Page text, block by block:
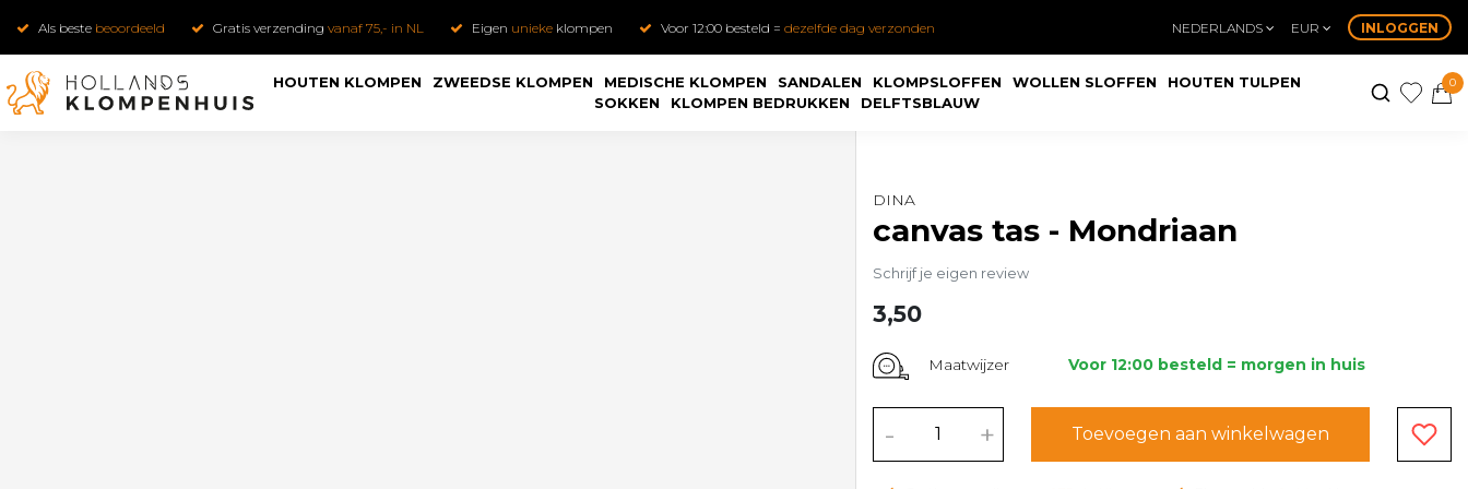
Als beste beoordeeld Gratis verzending vanaf 75,- in NL Eigen unieke klompen Voor 12:00 besteld = dezelfde dag verzonden NEDERLANDS EUR INLOGGEN
HOUTEN KLOMPEN ZWEEDSE KLOMPEN MEDISCHE KLOMPEN SANDALEN KLOMPSLOFFEN WOLLEN SLOFFEN
HOUTEN TULPEN
SOKKEN
KLOMPEN BEDRUKKEN DELFTSBLAUW
0
DINA
canvas tas - Mondriaan
Schrijf je eigen review
3,50
Maatwijzer Voor 12:00 besteld = morgen in huis
- + Toevoegen aan winkelwagen